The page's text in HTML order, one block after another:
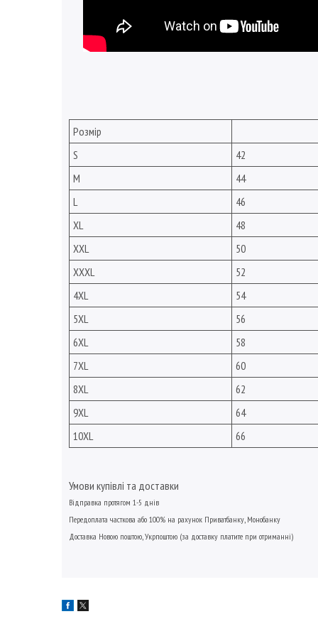
Розмір
S
42
M
44
L
46
XL
48
XXL
50
XXXL
52
4XL
54
5XL
56
6XL
58
7XL
60
8XL
62
9XL
64
10XL
66
Умови купівлі та доставки
Відправка протягом 1-5 днів
Передоплата часткова або 100% на рахунок Приватбанку, Монобанку
Доставка Новою поштою,Укрпоштою (за доставку платите при отриманні)